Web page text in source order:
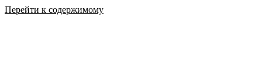
Перейти к содержимому